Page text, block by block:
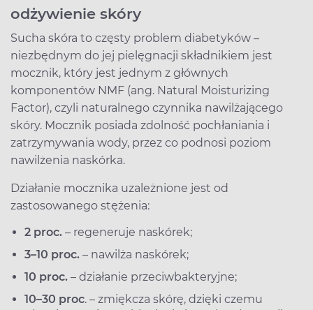
odżywienie skóry
Sucha skóra to częsty problem diabetyków –
niezbędnym do jej pielęgnacji składnikiem jest
mocznik, który jest jednym z głównych
komponentów NMF (ang. Natural Moisturizing
Factor), czyli naturalnego czynnika nawilżającego
skóry. Mocznik posiada zdolność pochłaniania i
zatrzymywania wody, przez co podnosi poziom
nawilżenia naskórka.
Działanie mocznika uzależnione jest od
zastosowanego stężenia:
2 proc. – regeneruje naskórek;
3–10 proc. – nawilża naskórek;
10 proc. – działanie przeciwbakteryjne;
10–30 proc. – zmiękcza skórę, dzięki czemu